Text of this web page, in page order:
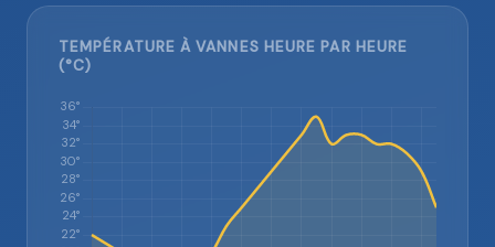
TEMPÉRATURE À VANNES HEURE PAR HEURE
(°C)